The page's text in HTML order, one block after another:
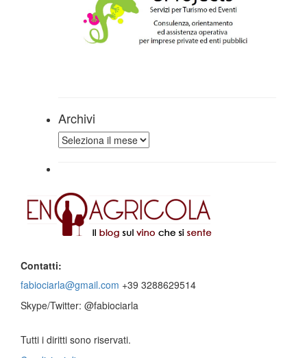
Archivi
Archivi
Contatti:
fabiociarla@gmail.com +39 3288629514
Skype/Twitter: @fabiociarla
Tutti i diritti sono riservati.